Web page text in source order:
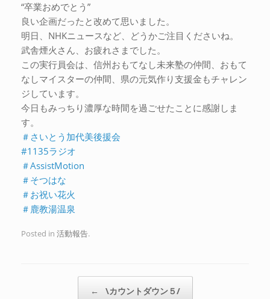
“卒業おめでとう”
良い企画だったと改めて思いました。
明日、NHKニュースなど、どうかご注目くださいね。
武舎煙火さん、お疲れさまでした。
この実行員会は、信州おもてなし未来塾の仲間、おもて
なしマイスターの仲間、県の元気作り支援金もチャレン
ジしています。
今日もみっちり濃厚な時間を過ごせたことに感謝しま
す。
＃さいとう加代美後援会
#1135ラジオ
＃AssistMotion
＃そつはな
＃お祝い花火
＃鹿教湯温泉
Posted in 活動報告.
← \カウントダウン５/